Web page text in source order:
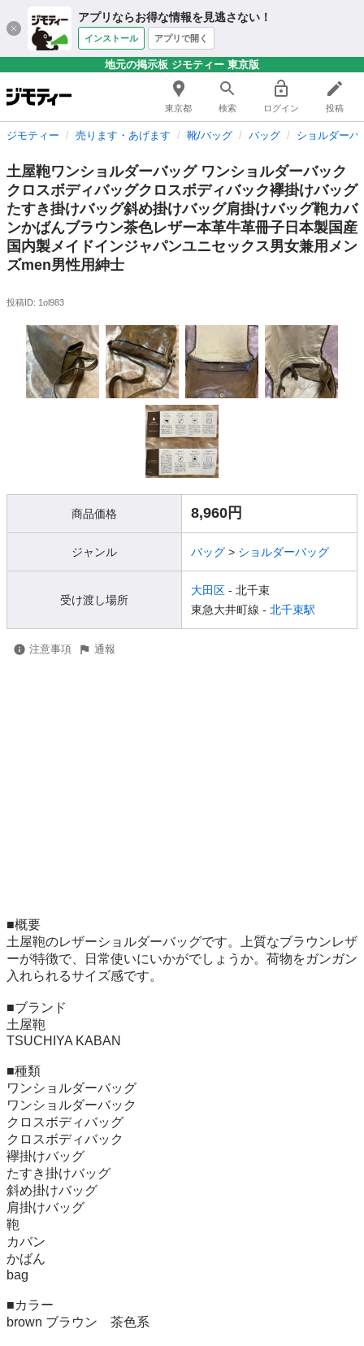
アプリならお得な情報を見逃さない！
インストール アプリで開く
地元の掲示板 ジモティー 東京版
東京都 検索 ログイン 投稿
ジモティー 売ります・あげます 靴/バッグ バッグ ショルダーバ
土屋鞄ワンショルダーバッグ ワンショルダーバック
クロスボディバッグクロスボディバック襷掛けバッグ
たすき掛けバッグ斜め掛けバッグ肩掛けバッグ鞄カバ
ンかばんブラウン茶色レザー本革牛革冊子日本製国産
国内製メイドインジャパンユニセックス男女兼用メン
ズmen男性用紳士
投稿ID: 1ol983
商品価格 8,960円
ジャンル バッグ > ショルダーバッグ
受け渡し場所
大田区 - 北千束
東急大井町線 - 北千束駅
注意事項 通報
■概要
土屋鞄のレザーショルダーバッグです。上質なブラウンレザ
ーが特徴で、日常使いにいかがでしょうか。荷物をガンガン
入れられるサイズ感です。
■ブランド
土屋鞄
TSUCHIYA KABAN
■種類
ワンショルダーバッグ
ワンショルダーバック
クロスボディバッグ
クロスボディバック
襷掛けバッグ
たすき掛けバッグ
斜め掛けバッグ
肩掛けバッグ
鞄
カバン
かばん
bag
■カラー
brown ブラウン　茶色系